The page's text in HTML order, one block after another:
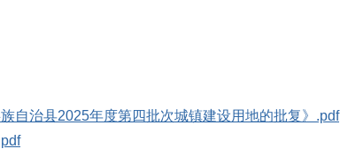
自治县2025年度第四批次城镇建设用地的批复》.pdf